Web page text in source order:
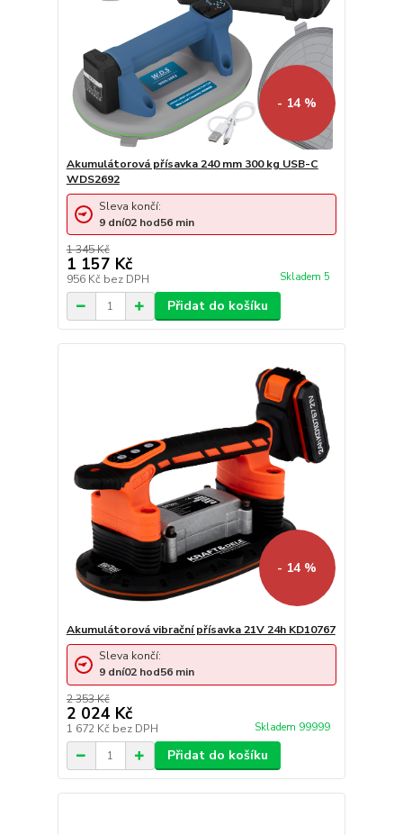
- 14 %
Akumulátorová přísavka 240 mm 300 kg USB-C
WDS2692
1 345 Kč
1 157 Kč
956 Kč bez DPH Skladem 5
Sleva končí:
9 dní02 hod56 min
Přidat do košíku
- 14 %
Akumulátorová vibrační přísavka 21V 24h KD10767
2 353 Kč
2 024 Kč
1 672 Kč bez DPH Skladem 99999
Sleva končí:
9 dní02 hod56 min
Přidat do košíku